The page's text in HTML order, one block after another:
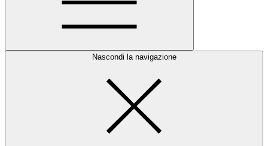
Nascondi la navigazione